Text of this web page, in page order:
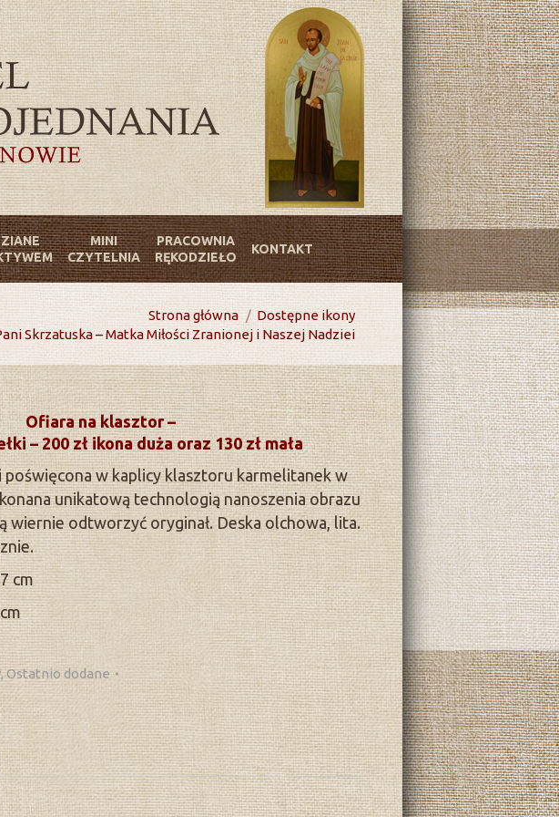
MINI
CZYTELNIA
PRACOWNIA
RĘKODZIEŁO
KONTAKT
here: Strona główna
Dostępne ikony
Skrzatuska – Matka Miłości Zranionej i Naszej Nadziei
Ofiara na klasztor –
– 200 zł ikona duża oraz 130 zł mała
poświęcona w kaplicy klasztoru karmelitanek w
unikatową technologią nanoszenia obrazu
wiernie odtworzyć oryginał. Deska olchowa, lita.
cm
,Ostatnio dodane